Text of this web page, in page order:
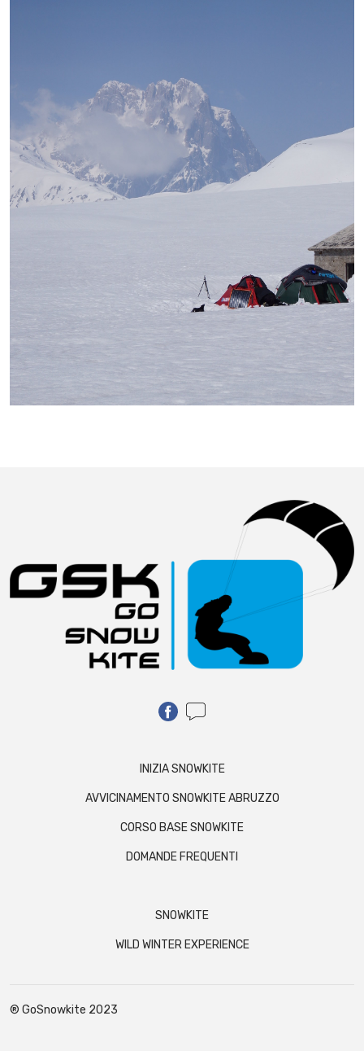
INIZIA SNOWKITE
AVVICINAMENTO SNOWKITE ABRUZZO
CORSO BASE SNOWKITE
DOMANDE FREQUENTI
SNOWKITE
WILD WINTER EXPERIENCE
® GoSnowkite 2023